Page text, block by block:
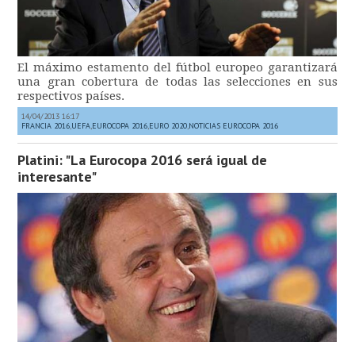
El máximo estamento del fútbol europeo garantizará
una gran cobertura de todas las selecciones en sus
respectivos países.
14/04/2013 16:17
FRANCIA 2016,UEFA,EUROCOPA 2016,EURO 2020,NOTICIAS EUROCOPA 2016
Platini: "La Eurocopa 2016 será igual de
interesante"